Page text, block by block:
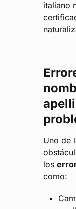
italiano
Uno de
los
como: